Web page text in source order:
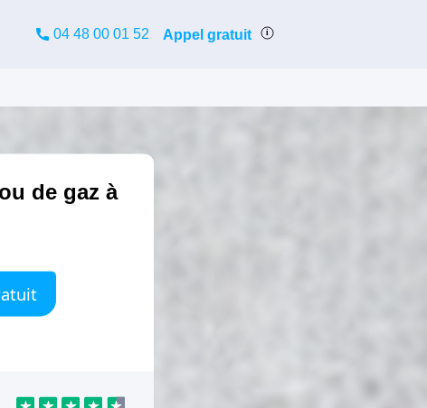
04 48 00 01 52 Appel gratuit